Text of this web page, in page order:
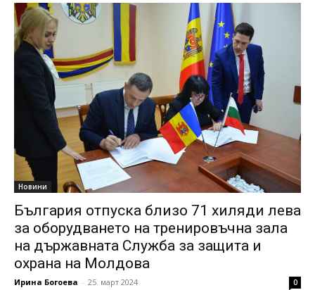
Новини
България отпуска близо 71 хиляди лева
за оборудването на тренировъчна зала
на държавната Служба за защита и
охрана на Молдова
Ирина Богоева - 25. март 2024 0